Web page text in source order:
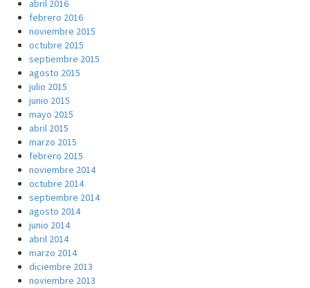
abril 2016
febrero 2016
noviembre 2015
octubre 2015
septiembre 2015
agosto 2015
julio 2015
junio 2015
mayo 2015
abril 2015
marzo 2015
febrero 2015
noviembre 2014
octubre 2014
septiembre 2014
agosto 2014
junio 2014
abril 2014
marzo 2014
diciembre 2013
noviembre 2013